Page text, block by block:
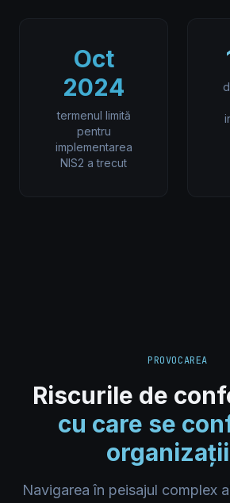
Oct
2024
termenul limită
pentru
implementarea
NIS2 a trecut
PROVOCAREA
Riscurile de
cu care se
Navigarea în peisajul complex